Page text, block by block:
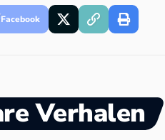
Facebook
Verhalen